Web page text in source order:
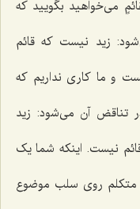
می‌خواهید بگویید که
زید نیست که قائم
و ما کاری نداریم که
تناقض آن می‌شود: زید
نیست. اینکه شما یک
متکلم روی سلب موضوع